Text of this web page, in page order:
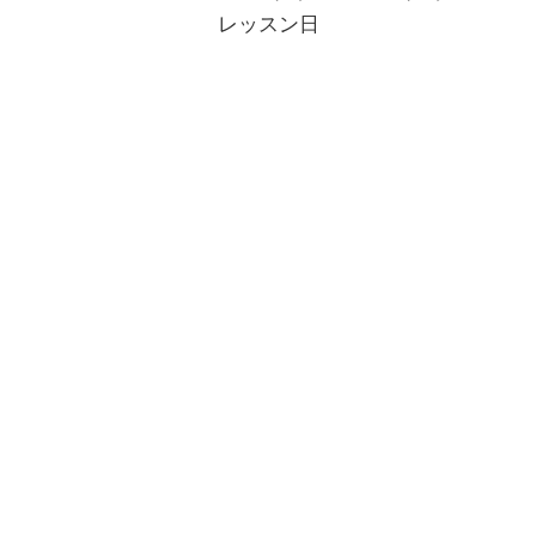
レッスン日